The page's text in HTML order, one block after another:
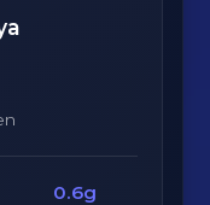
0.6g